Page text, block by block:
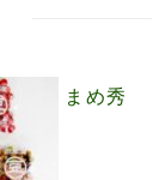
まめ秀